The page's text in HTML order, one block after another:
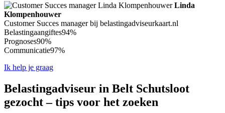
Linda
Klompenhouwer
Customer Succes manager bij belastingadviseurkaart.nl
Belastingaangiftes94%
Prognoses90%
Communicatie97%
Ik help je graag
Belastingadviseur in Belt Schutsloot
gezocht – tips voor het zoeken